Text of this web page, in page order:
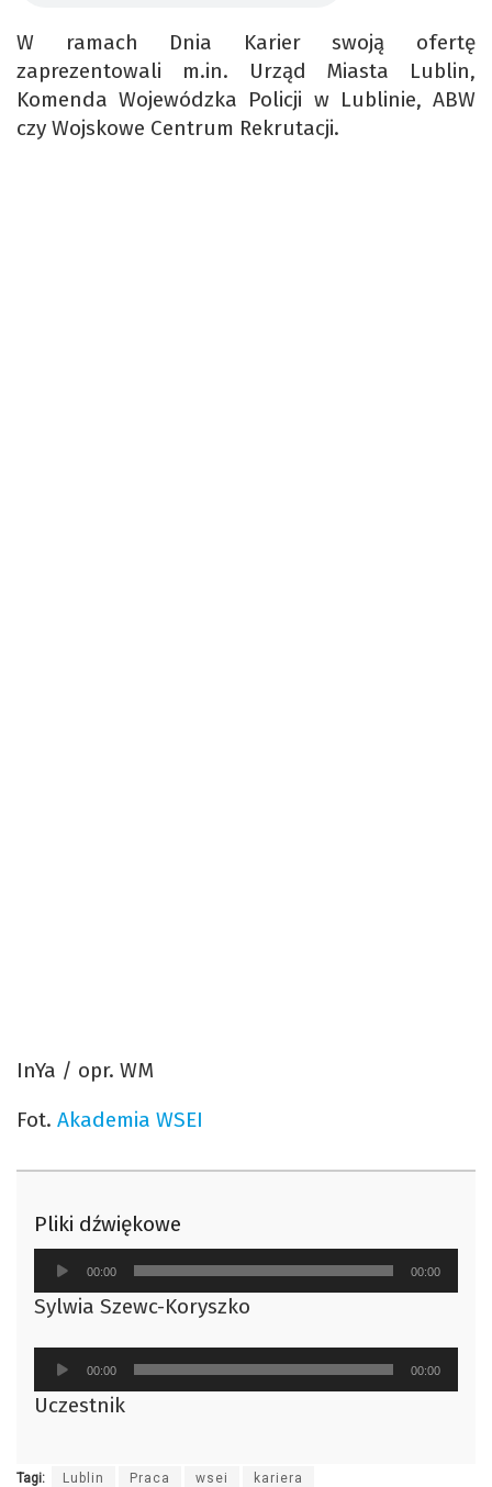
W ramach Dnia Karier swoją ofertę
zaprezentowali m.in. Urząd Miasta Lublin,
Komenda Wojewódzka Policji w Lublinie, ABW
czy Wojskowe Centrum Rekrutacji.
InYa / opr. WM
Fot. Akademia WSEI
Pliki dźwiękowe
Odtwarzacz
plików
dźwiękowych
00:00 00:00
Sylwia Szewc-Koryszko
Odtwarzacz
plików
dźwiękowych
00:00 00:00
Uczestnik
Tagi: Lublin Praca wsei kariera